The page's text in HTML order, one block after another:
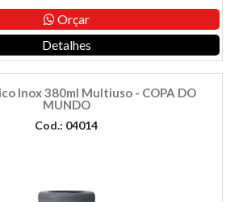
Orçar
Detalhes
Inox 380ml Multiuso - COPA DO
MUNDO
Cod.: 04014